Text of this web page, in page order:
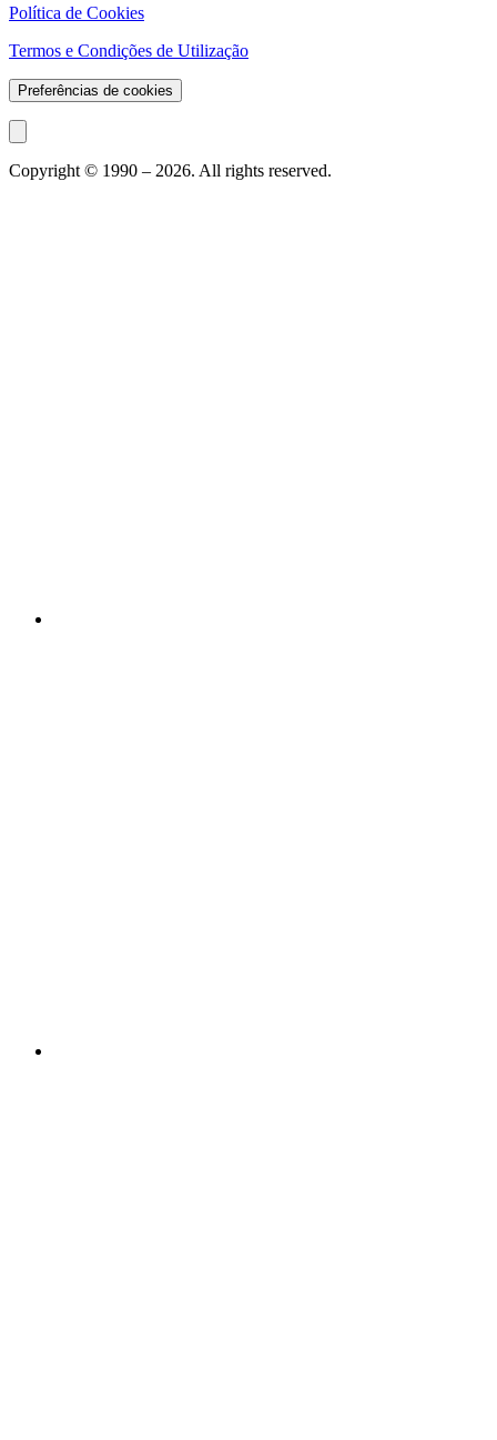
Política de Cookies
Termos e Condições de Utilização
Preferências de cookies
Copyright © 1990 – 2026. All rights reserved.